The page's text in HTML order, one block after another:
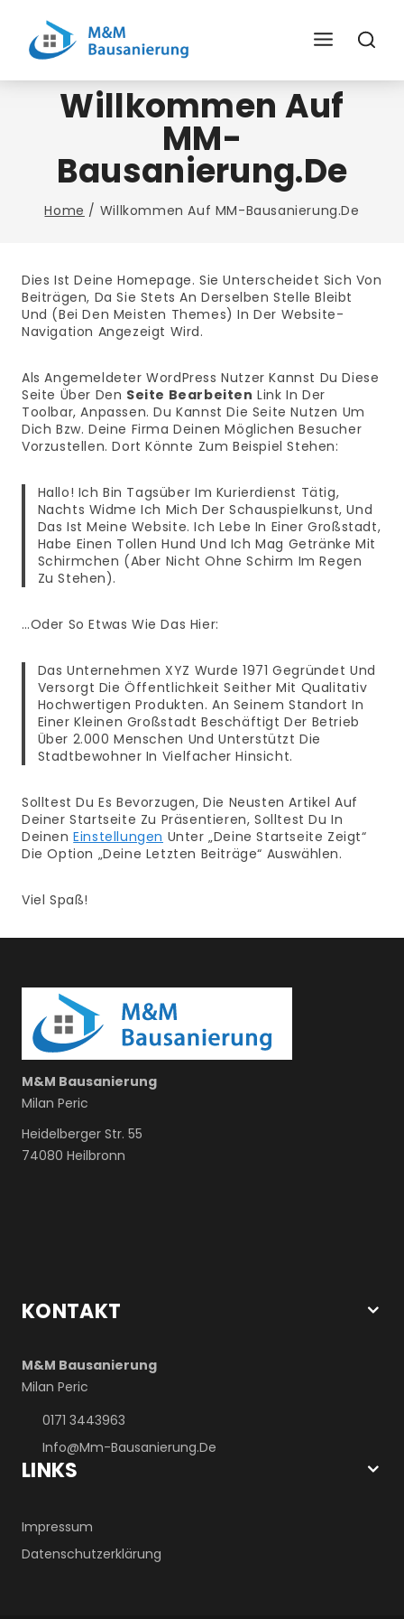
Content
Willkommen Auf
MM-
Bausanierung.de
Home / Willkommen Auf MM-Bausanierung.de
Dies Ist Deine Homepage. Sie Unterscheidet Sich Von
Beiträgen, Da Sie Stets An Derselben Stelle Bleibt
Und (bei Den Meisten Themes) In Der Website-
Navigation Angezeigt Wird.
Als Angemeldeter WordPress Nutzer Kannst Du Diese
Seite Über Den Seite Bearbeiten Link In Der
Toolbar, Anpassen. Du Kannst Die Seite Nutzen Um
Dich Bzw. Deine Firma Deinen Möglichen Besucher
Vorzustellen. Dort Könnte Zum Beispiel Stehen:
Hallo! Ich Bin Tagsüber Im Kurierdienst Tätig,
Nachts Widme Ich Mich Der Schauspielkunst, Und
Das Ist Meine Website. Ich Lebe In Einer Großstadt,
Habe Einen Tollen Hund Und Ich Mag Getränke Mit
Schirmchen (aber Nicht Ohne Schirm Im Regen
Zu Stehen).
…oder So Etwas Wie Das Hier:
Das Unternehmen XYZ Wurde 1971 Gegründet Und
Versorgt Die Öffentlichkeit Seither Mit Qualitativ
Hochwertigen Produkten. An Seinem Standort In
Einer Kleinen Großstadt Beschäftigt Der Betrieb
Über 2.000 Menschen Und Unterstützt Die
Stadtbewohner In Vielfacher Hinsicht.
Solltest Du Es Bevorzugen, Die Neusten Artikel Auf
Deiner Startseite Zu Präsentieren, Solltest Du In
DeinenEinstellungen Unter „Deine Startseite Zeigt“
Die Option „Deine Letzten Beiträge“ Auswählen.
Viel Spaß!
M&M Bausanierung
Milan Peric
Heidelberger Str. 55
74080 Heilbronn
KONTAKT
M&M Bausanierung
Milan Peric
0171 3443963
Info@mm-Bausanierung.de
LINKS
Impressum
Datenschutzerklärung